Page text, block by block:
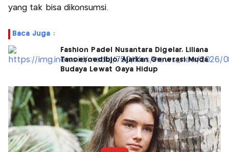
yang tak bisa dikonsumsi.
Baca Juga :
Fashion Padel Nusantara Digelar, Liliana
Tanoesoedibjo: Ajarkan Generasi Muda
Budaya Lewat Gaya Hidup